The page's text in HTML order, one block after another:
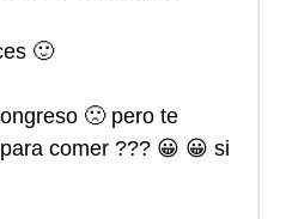
🙂
🙁 pero te
comer ??? 😀 😀 si